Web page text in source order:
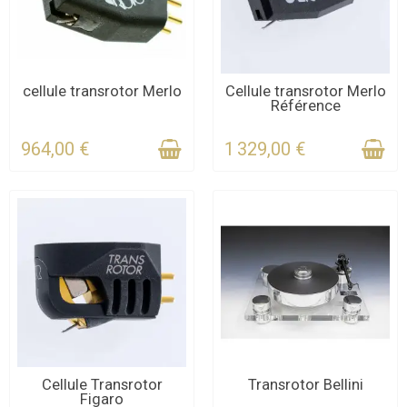
CONTACTEZ-NOUS
cellule transrotor Merlo
964,00 €
CONTACTEZ-NOUS
POUR LE DÉLAI
Cellule transrotor Merlo
Référence
1 329,00 €
CONTACTEZ-NOUS
POUR LE DÉLAI
Cellule Transrotor
Figaro
CONTACTEZ-NOUS
Transrotor Bellini